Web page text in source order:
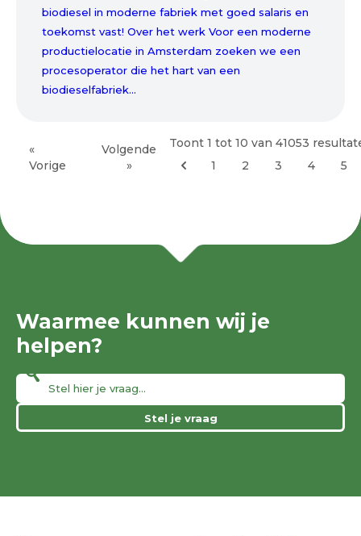
biodiesel in moderne fabriek met goed salaris en
toekomst vast! Over het werk Voor een moderne
productielocatie in Amsterdam zoeken we een
procesoperator die het hart van een
biodieselfabriek...
«
Vorige
Volgende
»
Toont 1 tot 10 van 41053
1
2 3 4 5
Waarmee kunnen wij je
helpen?
Stel je vraag